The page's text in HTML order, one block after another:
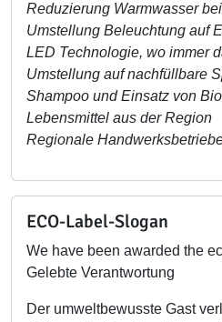
Reduzierung Warmwasser
Umstellung Beleuchtung auf
LED Technologie, wo immer
Umstellung auf nachfüllbare
Shampoo und Einsatz von
Lebensmittel aus der Region
Regionale
ECO-Label-Slogan
We have been awarded the
Gelebte Verantwortung
Der umweltbewusste Gast